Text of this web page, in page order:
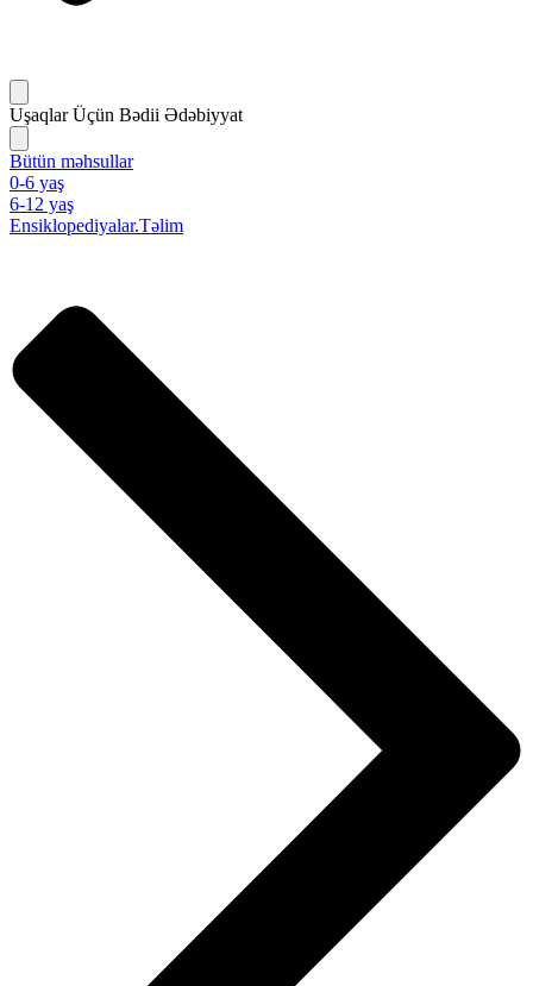
Uşaqlar Üçün Bədii Ədəbiyyat
Bütün məhsullar
0-6 yaş
6-12 yaş
Ensiklopediyalar.Təlim